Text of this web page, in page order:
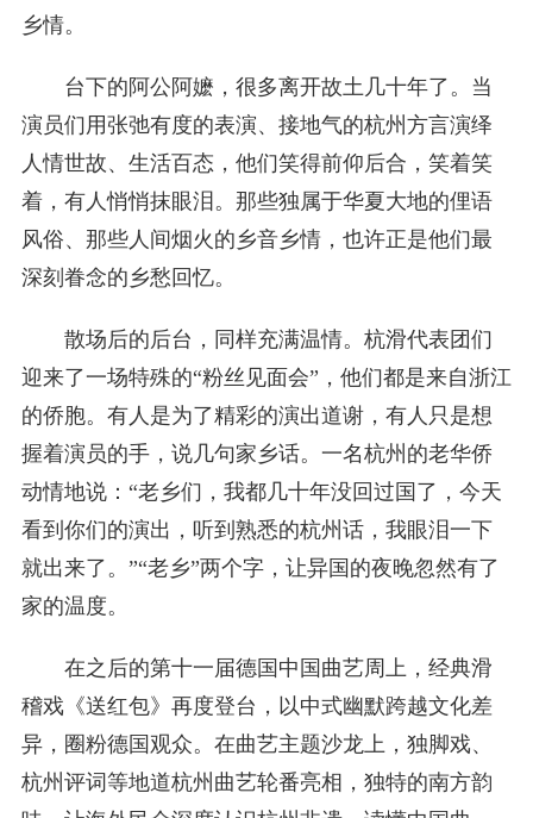
乡情。
台下的阿公阿嬷，很多离开故土几十年了。当
演员们用张弛有度的表演、接地气的杭州方言演绎
人情世故、生活百态，他们笑得前仰后合，笑着笑
着，有人悄悄抹眼泪。那些独属于华夏大地的俚语
风俗、那些人间烟火的乡音乡情，也许正是他们最
深刻眷念的乡愁回忆。
散场后的后台，同样充满温情。杭滑代表团们
迎来了一场特殊的“粉丝见面会”，他们都是来自浙江
的侨胞。有人是为了精彩的演出道谢，有人只是想
握着演员的手，说几句家乡话。一名杭州的老华侨
动情地说：“老乡们，我都几十年没回过国了，今天
看到你们的演出，听到熟悉的杭州话，我眼泪一下
就出来了。”“老乡”两个字，让异国的夜晚忽然有了
家的温度。
在之后的第十一届德国中国曲艺周上，经典滑
稽戏《送红包》再度登台，以中式幽默跨越文化差
异，圈粉德国观众。在曲艺主题沙龙上，独脚戏、
杭州评词等地道杭州曲艺轮番亮相，独特的南方韵